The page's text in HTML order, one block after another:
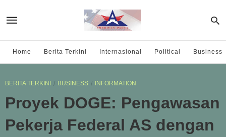
Home Berita Terkini Internasional Political Business
BERITA TERKINI BUSINESS INFORMATION
Proyek DOGE: Pengawasan
Pekerja Federal AS dengan